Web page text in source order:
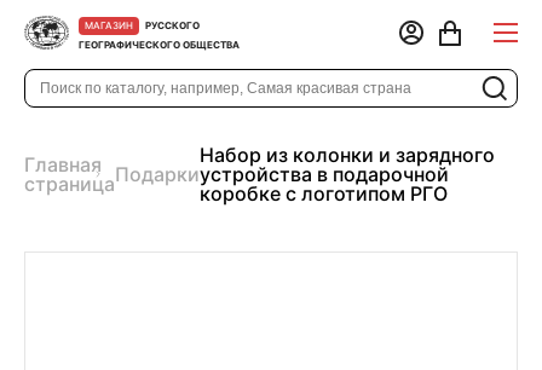
МАГАЗИН
РУССКОГО
ГЕОГРАФИЧЕСКОГО ОБЩЕСТВА
Главная
страницаПодарки
Набор из колонки и зарядного
устройства в подарочной
коробке с логотипом РГО